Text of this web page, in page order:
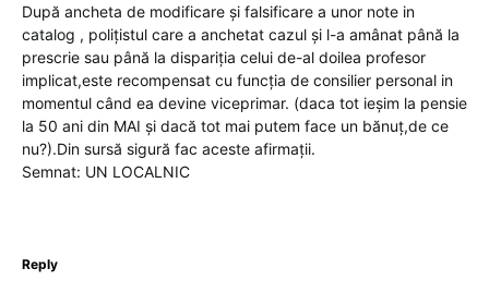
După ancheta de modificare și falsificare a unor note in
catalog , polițistul care a anchetat cazul și l-a amânat până la
prescrie sau până la dispariția celui de-al doilea profesor
implicat,este recompensat cu funcția de consilier personal in
momentul când ea devine viceprimar. (daca tot ieșim la pensie
la 50 ani din MAI și dacă tot mai putem face un bănuț,de ce
nu?).Din sursă sigură fac aceste afirmații.
Semnat: UN LOCALNIC
Reply